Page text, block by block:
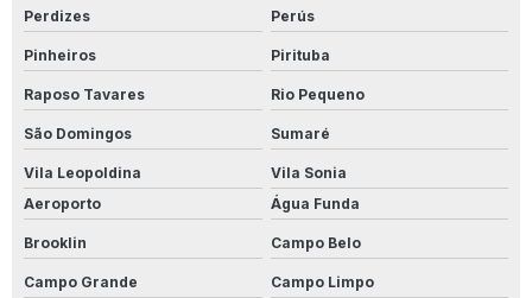
Produto Para Desencardir Calçada
Produto Para Desencardir Piso De Banheiro
Produto Para Desencardir Piso Branco
Produto Para Desencardir Piso Externo
Produto Para Desencardir Pisos
Perdizes Perús
Pinheiros Pirituba
Raposo Tavares Rio Pequeno
São Domingos Sumaré
Vila Leopoldina
Vila Sonia
Aeroporto
Água Funda
Brooklin Campo Belo
Campo Grande Campo Limpo